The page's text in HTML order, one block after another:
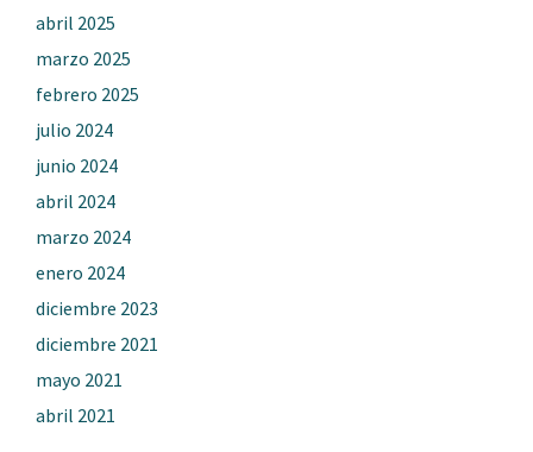
abril 2025
marzo 2025
febrero 2025
julio 2024
junio 2024
abril 2024
marzo 2024
enero 2024
diciembre 2023
diciembre 2021
mayo 2021
abril 2021